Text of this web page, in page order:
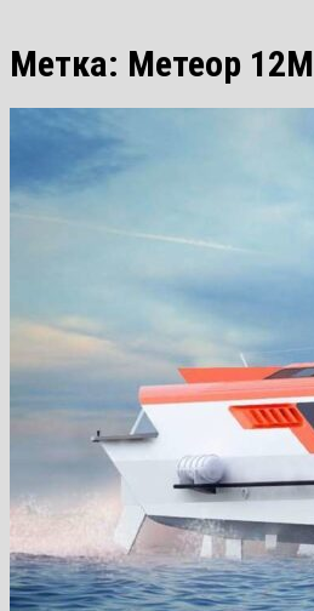
Метка: Метеор 12М